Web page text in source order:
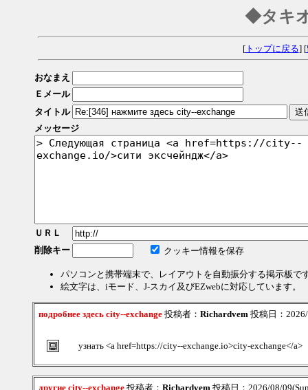
◆タキ
[トップに戻る] [
おなまえ
Ｅメール
タイトル
メッセージ
ＵＲＬ
削除キー
クッキー情報を保存
パソコンと携帯端末で、レイアウトを自動振分する掲示板で
絵文字は、iモード、J-スカイ及びEZwebに対応しています。
подробнее здесь city--exchange 投稿者： Richardvem 投稿日：
узнать <a href=https://city--exchange.io>city-exchange</a>
другие city--exchange 投稿者： Richardvem 投稿日：2026/08/